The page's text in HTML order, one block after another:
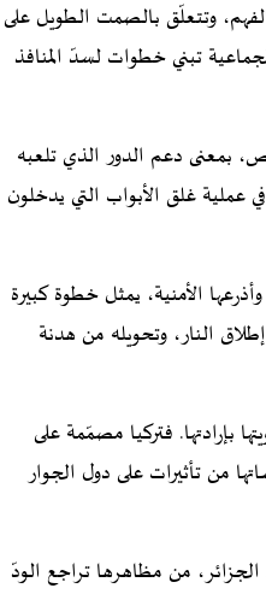
وتتعلّق بالصمت الطويل على
تبني خطوات لسدّ المنافذ
بمعنى دعم الدور الذي تلعبه
عملية غلق الأبواب التي يدخلون
الأمنية، يمثل خطوة كبيرة
النار، وتحويله من هدنة
فتركيا مصمّمة على
من تأثيرات على دول الجوار
من مظاهرها تراجع الودّ